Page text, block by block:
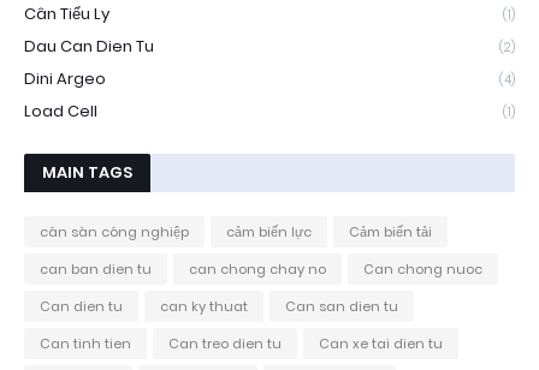
Cân Tiểu Ly (1)
Dau Can Dien Tu (2)
Dini Argeo (4)
Load Cell (1)
MAIN TAGS
cân sàn công nghiệp cảm biến lực
Cảm biến tải
can ban dien tu
can chong chay no
Can chong nuoc
Can dien tu
can ky thuat
Can san dien tu
Can tinh tien
Can treo dien tu
Can xe tai dien tu